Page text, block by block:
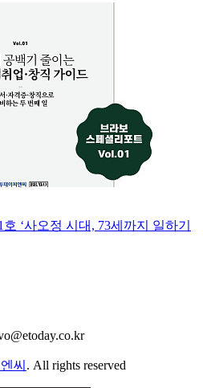
‘사오정 시대, 73세까지 일하기
씨 . All rights reserved